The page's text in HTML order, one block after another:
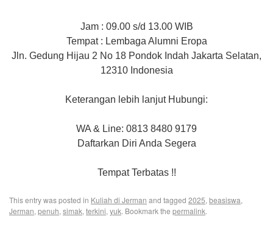
Jam : 09.00 s/d 13.00 WIB
Tempat : Lembaga Alumni Eropa
Jln. Gedung Hijau 2 No 18 Pondok Indah Jakarta Selatan,
12310 Indonesia
Keterangan lebih lanjut Hubungi:
WA & Line: 0813 8480 9179
Daftarkan Diri Anda Segera
Tempat Terbatas !!
This entry was posted in Kuliah di Jerman and tagged 2025, beasiswa,
Jerman, penuh, simak, terkini, yuk. Bookmark the permalink.